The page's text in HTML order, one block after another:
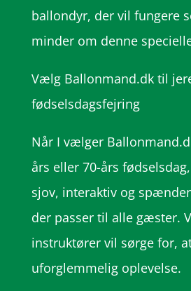
ballondyr, der vil fungere
minder om denne
Vælg Ballonmand.dk til
fødselsdagsfejring
Når I vælger
års eller 70-års
sjov, interaktiv og
der passer til alle gæster.
instruktører vil sørge for,
uforglemmelig oplevelse.